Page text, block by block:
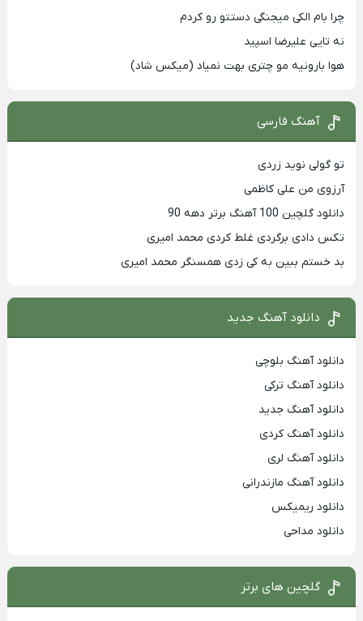
چرا بام الکی میجنگی دستتو رو کردم
نه تایی علیرضا اسپید
هوا بارونیه مو چتری بهت نمیاد (میکس شاد)
آهنگ فارسی
تو گولی نوید زردی
آرزوی من علی کاظمی
دانلود گلچین 100 آهنگ برتر دهه 90
تکس دادی برگردی غلط کردی محمد امیری
بد خستم ببین به کی زدی همسنگر محمد امیری
دانلود آهنگ جدید
دانلود آهنگ بلوچی
دانلود آهنگ ترکی
دانلود آهنگ جدید
دانلود آهنگ کردی
دانلود آهنگ لری
دانلود آهنگ مازندرانی
دانلود ریمیکس
دانلود مداحی
گلچین های برتر